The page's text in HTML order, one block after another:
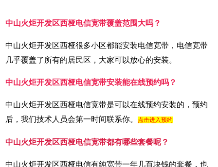
中山火炬开发区西桠电信宽带覆盖范围大吗？
中山火炬开发区西桠很多小区都能安装电信宽带，电信宽带
几乎覆盖了所有的居民区，大家可以放心的安装。
中山火炬开发区西桠电信宽带安装能在线预约吗？
中山火炬开发区西桠电信宽带是可以在线预约安装的，预约
后，我们技术人员会第一时间联系你。点击进入预约
中山火炬开发区西桠电信宽带都有哪些套餐呢？
中山火炬开发区西桠电信有纯宽带一年几百块钱的套餐，也